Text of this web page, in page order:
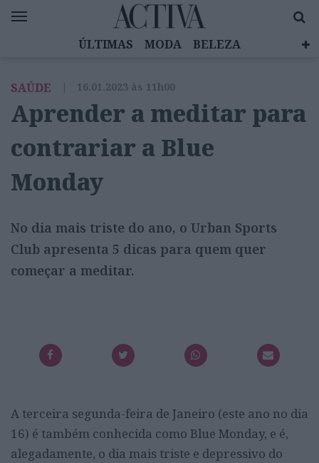
ÚLTIMAS MODA
BELEZA
EMOÇÕES
MULHERES INSPIRADORAS
DIZ QUEM SABE
ACTIVA BRAND STUDIO
SAÚDE | 16.01.2023 às 11h00
Aprender a meditar para
contrariar a Blue
Monday
No dia mais triste do ano, o Urban Sports
Club apresenta 5 dicas para quem quer
começar a meditar.
A terceira segunda-feira de Janeiro (este ano no dia
16) é também conhecida como Blue Monday, e é,
alegadamente, o dia mais triste e depressivo do